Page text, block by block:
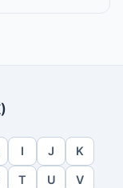
I J K
T U V